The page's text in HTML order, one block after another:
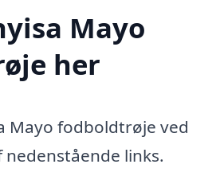
Mayo
her
Mayo fodboldtrøje ved
nedenstående links.